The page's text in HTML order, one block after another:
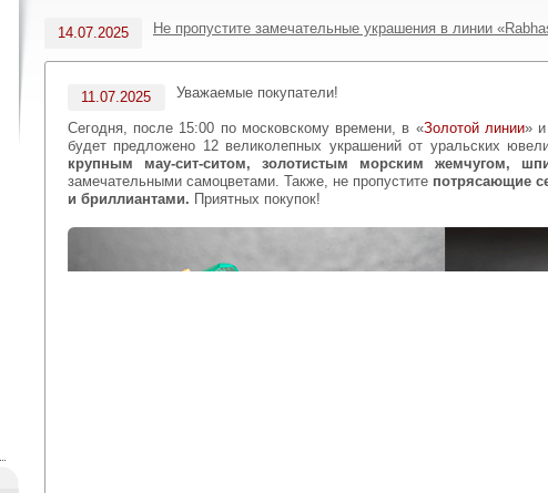
14.07.2025 Не пропустите замечательные украшения в линии
11.07.2025 Уважаемые покупатели!
Сегодня, после 15:00 по московскому времени, в «Золотой линии» и
будет предложено 12 великолепных украшений от уральских
крупным мау-сит-ситом, золотистым морским жемчугом,
замечательными самоцветами. Также, не пропустите потрясающие
и бриллиантами. Приятных покупок!